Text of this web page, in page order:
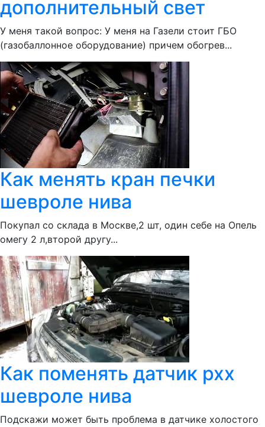
дополнительный свет
У меня такой вопрос: У меня на Газели стоит ГБО
(газобаллонное оборудование) причем обогрев...
Как менять кран печки
шевроле нива
Покупал со склада в Москве,2 шт, один себе на Опель
омегу 2 л,второй другу...
Как поменять датчик рхх
шевроле нива
Подскажи может быть проблема в датчике холостого